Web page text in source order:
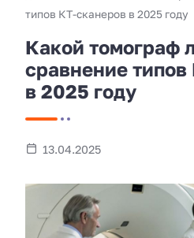
типов КТ-сканеров в 2025 году
Какой томограф
сравнение
в 2025 году
13.04.2025